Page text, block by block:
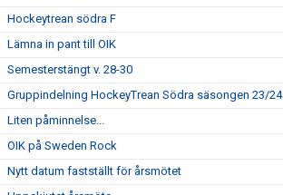
Hockeytrean södra F
Lämna in pant till OIK
Semesterstängt v. 28-30
Gruppindelning HockeyTrean Södra säsongen 23/24
Liten påminnelse...
OIK på Sweden Rock
Nytt datum fastställt för årsmötet